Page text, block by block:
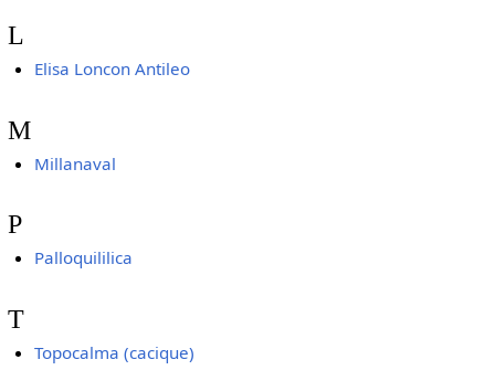
L
Elisa Loncon Antileo
M
Millanaval
P
Palloquililica
T
Topocalma (cacique)